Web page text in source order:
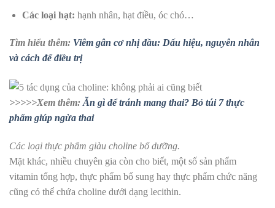
Các loại hạt: hạnh nhân, hạt điều, óc chó…
Tìm hiểu thêm: Viêm gân cơ nhị đầu: Dấu hiệu, nguyên nhân
và cách để điều trị
>>>>>Xem thêm: Ăn gì để tránh mang thai? Bỏ túi 7 thực
phẩm giúp ngừa thai
Các loại thực phẩm giàu choline bổ dưỡng.
Mặt khác, nhiều chuyên gia còn cho biết, một số sản phẩm
vitamin tổng hợp, thực phẩm bổ sung hay thực phẩm chức năng
cũng có thể chứa choline dưới dạng lecithin.